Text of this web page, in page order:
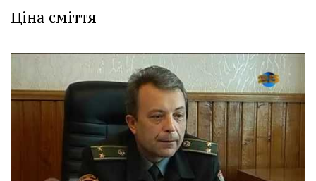
Ціна сміття